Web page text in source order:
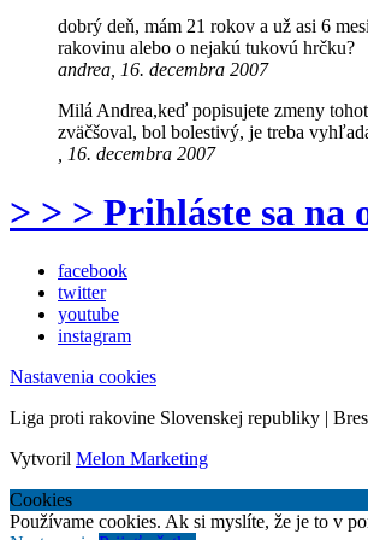
dobrý deň, mám 21 rokov a už asi 6
rakovinu alebo o nejakú tukovú hrčku?
andrea, 16. decembra 2007
Milá Andrea,keď popisujete zmeny
zväčšoval, bol bolestivý, je treba
, 16. decembra 2007
> > > Prihláste sa na
facebook
twitter
youtube
instagram
Nastavenia cookies
Liga proti rakovine Slovenskej republiky |
Vytvoril Melon Marketing
Cookies
Používame cookies. Ak si myslíte, že je to v